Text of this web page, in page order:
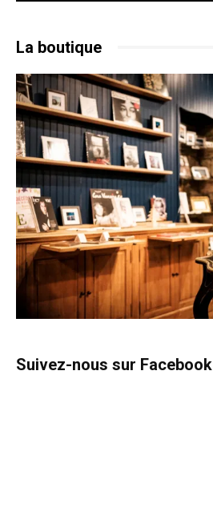
La boutique
Suivez-nous sur Facebook